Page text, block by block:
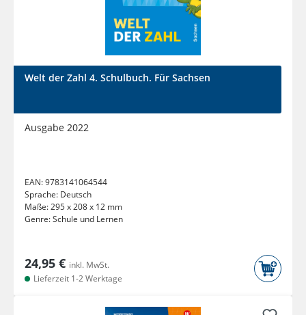
Welt der Zahl 4. Schulbuch. Für Sachsen
Ausgabe 2022
EAN:9783141064544
Sprache: Deutsch
Maße:295 x 208 x 12 mm
Genre:Schule und Lernen
24,95 € inkl. MwSt.
Lieferzeit 1-2 Werktage